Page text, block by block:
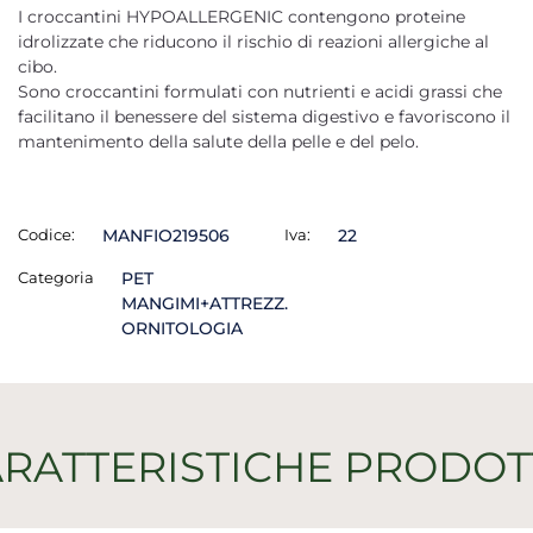
I croccantini HYPOALLERGENIC contengono proteine
idrolizzate che riducono il rischio di reazioni allergiche al
cibo.
Sono croccantini formulati con nutrienti e acidi grassi che
facilitano il benessere del sistema digestivo e favoriscono il
mantenimento della salute della pelle e del pelo.
Codice: MANFIO219506
Categoria
PET
MANGIMI+ATTREZZ.
ORNITOLOGIA
Iva: 22